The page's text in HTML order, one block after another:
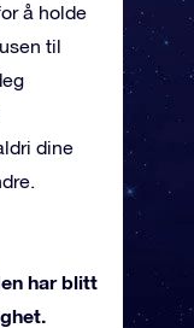
å holde
til
dine
har blitt